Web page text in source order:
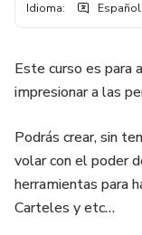
Idioma: Español
Este curso es para
impresionar a las
Podrás crear, sin
volar con el poder
herramientas para
Carteles y etc…